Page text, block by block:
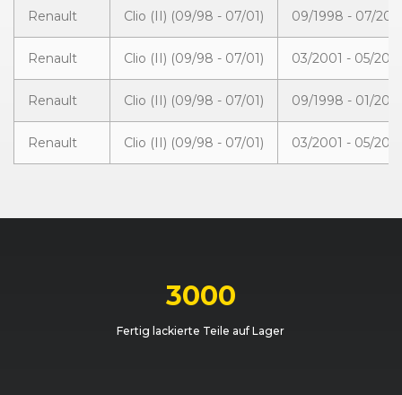
Renault Clio (II) (09/98 - 07/01) 09/1998 - 07/
Renault Clio (II) (09/98 - 07/01) 03/2001 - 05/
Renault Clio (II) (09/98 - 07/01) 09/1998 - 01/
Renault Clio (II) (09/98 - 07/01) 03/2001 - 05/
3000
Fertig lackierte Teile auf Lager